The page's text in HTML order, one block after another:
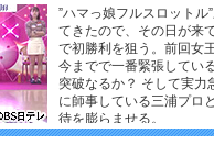
”ハマっ娘フルスロット
てきたので、その日が来
で初勝利を狙う。前回女
今までで一番緊張してい
突破なるか？ そして実力
に師事している三浦プロ
待を膨らませる。